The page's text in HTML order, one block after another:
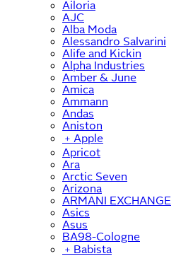
Ailoria
AJC
Alba Moda
Alessandro Salvarini
Alife and Kickin
Alpha Industries
Amber & June
Amica
Ammann
Andas
Aniston
﹢ Apple
Apricot
Ara
Arctic Seven
Arizona
ARMANI EXCHANGE
Asics
Asus
BA98-Cologne
﹢ Babista